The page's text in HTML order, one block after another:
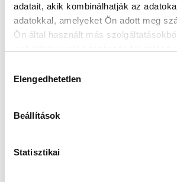
adatait, akik kombinálhatják az
adatokkal, amelyeket Ön adott meg
Ön által használt más
kiválasztása
Elengedhetetlen
Beállítások
Statisztikai